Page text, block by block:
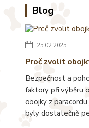
Blog
25.02.2025
Proč zvolit
Bezpečnost a
faktory při výběru
obojky z
byly dostatečně